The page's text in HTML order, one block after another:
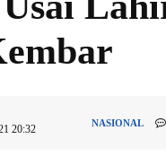
20:32
NASIONAL